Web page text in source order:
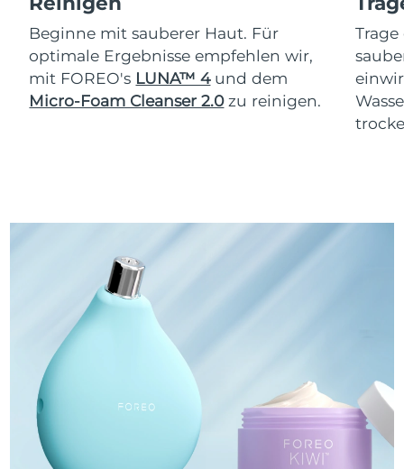
Beginne mit sauberer Haut. Für
optimale Ergebnisse empfehlen wir,
mit FOREO's LUNA™ 4und dem
Micro-Foam Cleanser 2.0zu reinigen.
Slowakei
Erwartete Lieferung
Slowenien
Erwartete Lieferung
08/08/2026
16/08/2026
Erwartete Lieferung
08/08/2026
Schweden
Erwartete Lieferung
Schweiz
Taiwan
Erwartete Lieferung
13/08/2026
Thailand
Erwartete Lieferung
12/08/2026